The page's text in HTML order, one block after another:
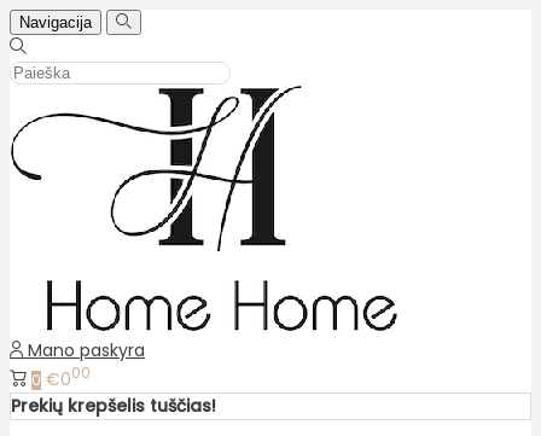
Navigacija
Mano paskyra
0 €000
Prekių krepšelis tuščias!